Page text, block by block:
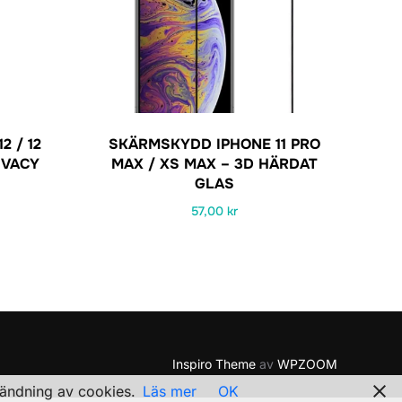
/ 12
SKÄRMSKYDD IPHONE 11 PRO
MAX / XS MAX – 3D HÄRDAT
GLAS
57,00 kr
Inspiro Theme av WPZOOM
av cookies. Läs mer OK